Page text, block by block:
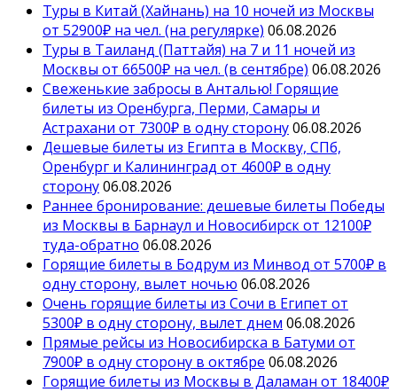
Туры в Китай (Хайнань) на 10 ночей из Москвы
от 52900₽ на чел. (на регулярке) 06.08.2026
Туры в Таиланд (Паттайя) на 7 и 11 ночей из
Москвы от 66500₽ на чел. (в сентябре) 06.08.2026
Свеженькие забросы в Анталью! Горящие
билеты из Оренбурга, Перми, Самары и
Астрахани от 7300₽ в одну сторону06.08.2026
Дешевые билеты из Египта в Москву, СПб,
Оренбург и Калининград от 4600₽ в одну
сторону06.08.2026
Раннее бронирование: дешевые билеты Победы
из Москвы в Барнаул и Новосибирск от 12100₽
туда-обратно 06.08.2026
Горящие билеты в Бодрум из Минвод от 5700₽ в
одну сторону, вылет ночью 06.08.2026
Очень горящие билеты из Сочи в Египет от
5300₽ в одну сторону, вылет днем 06.08.2026
Прямые рейсы из Новосибирска в Батуми от
7900₽ в одну сторону в октябре 06.08.2026
Горящие билеты из Москвы в Даламан от 18400₽